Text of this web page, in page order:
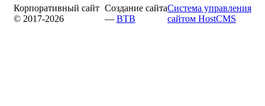
Корпоративный сайт
© 2017-2026
Создание сайта
— BTB
Система управления
сайтом HostCMS